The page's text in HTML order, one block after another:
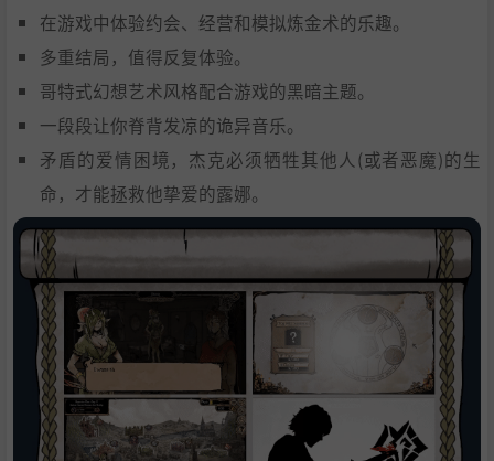
在游戏中体验约会、经营和模拟炼金术的乐趣。
多重结局，值得反复体验。
哥特式幻想艺术风格配合游戏的黑暗主题。
一段段让你脊背发凉的诡异音乐。
矛盾的爱情困境，杰克必须牺牲其他人(或者恶魔)的生
命，才能拯救他挚爱的露娜。